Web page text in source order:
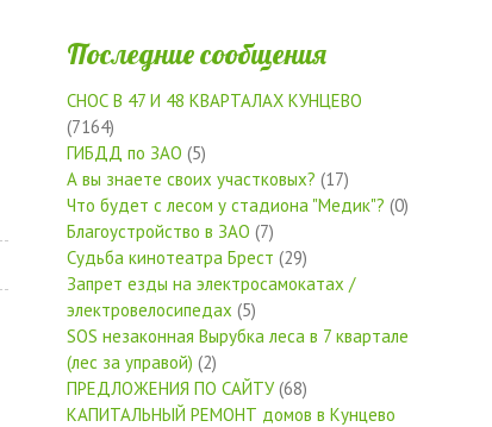
Последние сообщения
СНОС В 47 И 48 КВАРТАЛАХ КУНЦЕВО
(7164)
ГИБДД по ЗАО (5)
А вы знаете своих участковых? (17)
Что будет с лесом у стадиона "Медик"? (0)
Благоустройство в ЗАО (7)
Судьба кинотеатра Брест (29)
Запрет езды на электросамокатах /
электровелосипедах (5)
SOS незаконная Вырубка леса в 7 квартале
(лес за управой) (2)
ПРЕДЛОЖЕНИЯ ПО САЙТУ(68)
КАПИТАЛЬНЫЙ РЕМОНТ домов в Кунцево